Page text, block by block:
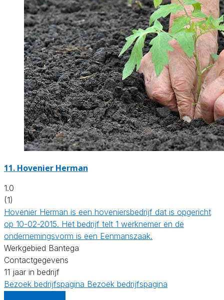
11. Hovenier Herman
1.0
(1)
Hovenier Herman is een hoveniersbedrijf dat is opgericht
op 10-02-2015. Het bedrijf telt 1 werknemer en de
ondernemingsvorm is een Eenmanszaak.
Werkgebied Bantega
Contactgegevens
11 jaar in bedrijf
Bezoek bedrijfspagina Bezoek bedrijfspagina